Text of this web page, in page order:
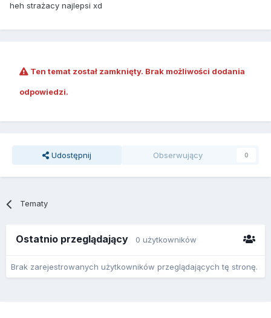
heh strażacy najlepsi xd
Ten temat został zamknięty. Brak możliwości dodania
odpowiedzi.
Udostępnij Obserwujący 0
Tematy
Ostatnio przeglądający 0 użytkowników
Brak zarejestrowanych użytkowników przeglądających tę stronę.